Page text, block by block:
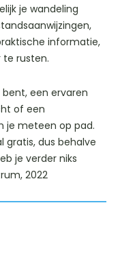
je wandeling
informatie,
te rusten.
een ervaren
of een
je meteen op pad.
gratis, dus behalve
je verder niks
2022